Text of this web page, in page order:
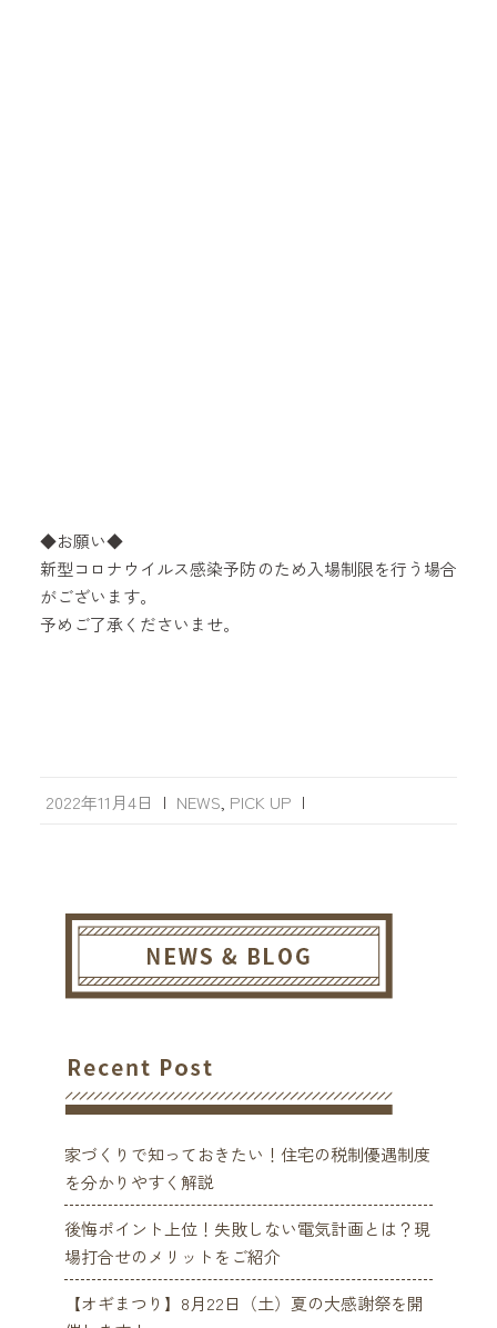
◆お願い◆
新型コロナウイルス感染予防のため入場制限を行う場合
がございます。
予めご了承くださいませ。
2022年11月4日 | NEWS PICK UP |
家づくりで知っておきたい！住宅の税制優遇制度
を分かりやすく解説
後悔ポイント上位！失敗しない電気計画とは？現
場打合せのメリットをご紹介
【オギまつり】8月22日（土）夏の大感謝祭を開